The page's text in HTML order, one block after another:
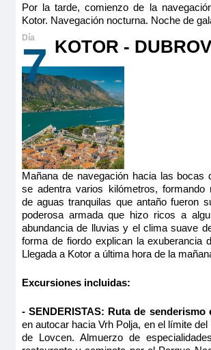
Por la tarde, comienzo de la
Kotor. Navegación nocturna. Noche de
7 KOTOR -
Mañana de navegación hacia las bocas
se adentra varios kilómetros, formando
de aguas tranquilas que antaño fueron
poderosa armada que hizo ricos a
abundancia de lluvias y el clima suave
forma de fiordo explican la exuberancia
Llegada a Kotor a última hora de la
Excursiones incluidas:
- SENDERISTAS: Ruta de senderismo
en autocar hacia Vrh Polja, en el límite
de Lovcen. Almuerzo de